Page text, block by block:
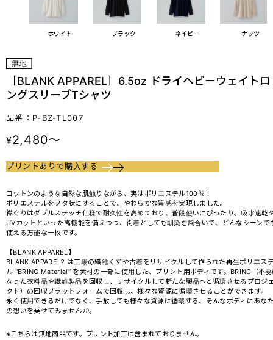
ホワイト ブラック ネイビー ナッツ
［BLANK APPAREL］6.5oz ドライヘビーウェイトロ
ングスリーブTシャツ
品番：P-BZ-TL007
¥2,480～
プリントありで購入する
コットンのような自然な肌触りながら、実はポリエステル100％！
ポリエステルをワタ状にすることで、やわらかな質感を実現しました。
襟ぐりはダブルステッチ仕様で耐久性を高めており、普段使いにぴったり。吸水速乾
UVカットといった高機能を備えつつ、街着としても馴染む風合いで、どんなシーンで
使える万能な一枚です。
【BLANK APPAREL】
BLANK APPAREL? は工場の繊維くずや古着をリサイクルして作られた再生ポリエス
ル "BRING Material” を素材の一部に使用した、プリント用ボディです。BRING（不
なった衣料品や繊維製品を回収し、リサイクルして新たな製品へと循環させるプロジ
クト）の回収プラットフォームで回収し、様々な資源に循環させることができます。
永く使用できるだけでなく、手放しても様々な資源に循環する、そんなボディにあな
の想いを乗せてみませんか。
※こちらは無地商品です。プリント加工は含まれておりません。